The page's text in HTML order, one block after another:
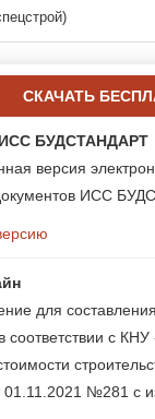
СКАЧАТЬ
БУДСТАНДАРТ
версия
ИСС
для
соответствии с КНУ
01.11.2021 №281 с